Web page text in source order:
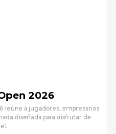
2026
reúne a jugadores, empresarios
diseñada para disfrutar de